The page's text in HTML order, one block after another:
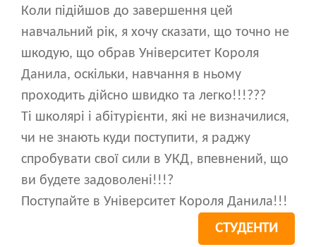
Коли підійшов до завершення цей
навчальний рік, я хочу сказати, що точно не
шкодую, що обрав Університет Короля
Данила, оскільки, навчання в ньому
проходить дійсно швидко та легко!!!???
Ті школярі і абітурієнти, які не визначилися,
чи не знають куди поступити, я раджу
спробувати свої сили в УКД, впевнений, що
ви будете задоволені!!!?
Поступайте в Університет Короля Данила!!!
СТУДЕНТИ